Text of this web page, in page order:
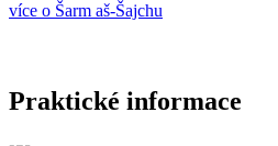
více o Šarm aš-Šajchu
Praktické informace